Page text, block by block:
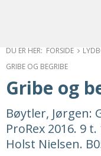
og
gå
indhold
forsiden
guide
for
1.2:
Bestyrelse
1.3:
Økonomi
1.5:
2.0:
Nyheder
3.0:
Kalender
4.0:
Kristeligt
FORSIDE
GRIBE OG BEGRIBE
Gribe og
Bøytler, Jørgen:
ProRex 2016. 9
Holst Nielsen.